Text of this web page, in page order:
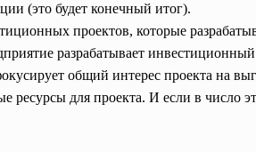
(это будет конечный итог).
проектов, которые
разрабатывает
общий интерес проекта на
ресурсы для проекта. И если в число